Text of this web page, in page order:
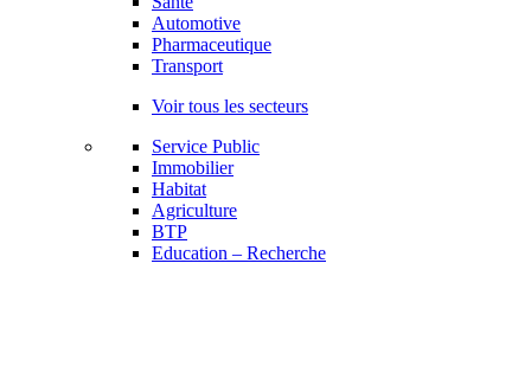
Automotive
Pharmaceutique
Transport
Voir tous les secteurs
Service Public
Immobilier
Habitat
Agriculture
BTP
Education – Recherche